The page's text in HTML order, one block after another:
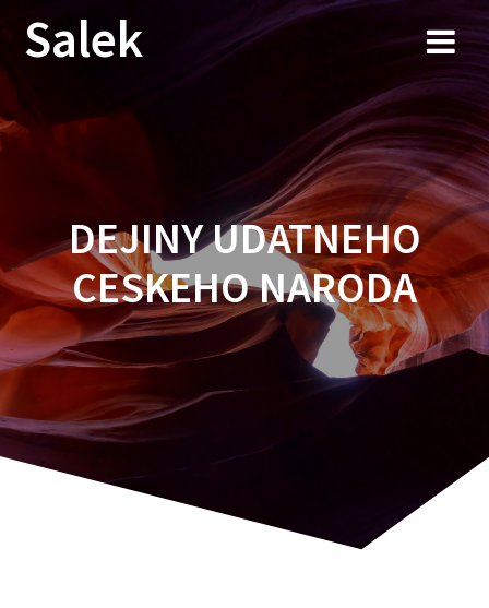
Przejdź
do
Salek
DEJINY UDATNEHO
CESKEHO NARODA